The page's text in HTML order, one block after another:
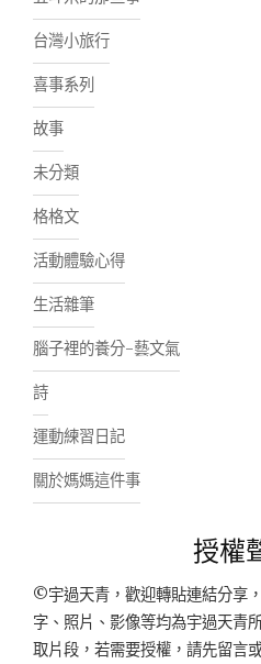
台灣小旅行
喜事系列
故事
未分類
格格文
活動體驗心得
生活雜筆
腦子裡的養分-藝文氣
詩
運動練習日記
關於媽媽這件事
授權
©宇過天青，歡迎轉貼連結分享
字、照片、影像等均為宇過天青
取片段，若需要授權，請先留言